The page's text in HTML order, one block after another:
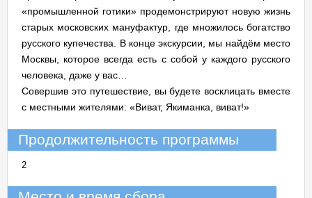
«промышленной готики» продемонстрируют новую жизнь
старых московских мануфактур, где множилось богатство
русского купечества. В конце экскурсии, мы найдём место
Москвы, которое всегда есть с собой у каждого русского
человека, даже у вас…
Совершив это путешествие, вы будете восклицать вместе
с местными жителями: «Виват, Якиманка, виват!»
Продолжительность программы
2